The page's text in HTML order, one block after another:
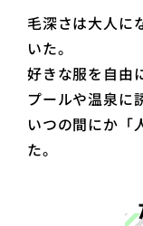
毛深さは大人に
いた。
好きな服を自由
プールや温泉に
いつの間にか「
た。